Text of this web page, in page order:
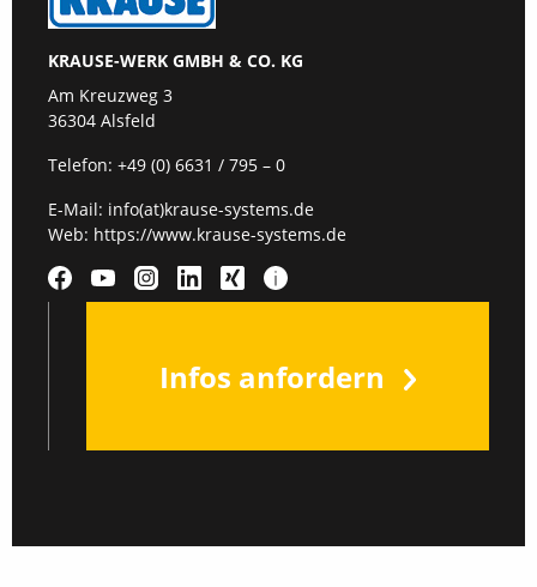
KRAUSE-WERK GMBH & CO. KG
Am Kreuzweg 3
36304 Alsfeld
Telefon: +49 (0) 6631 / 795 – 0
E-Mail: info(at)krause-systems.de
Web: https://www.krause-systems.de
Infos anfordern